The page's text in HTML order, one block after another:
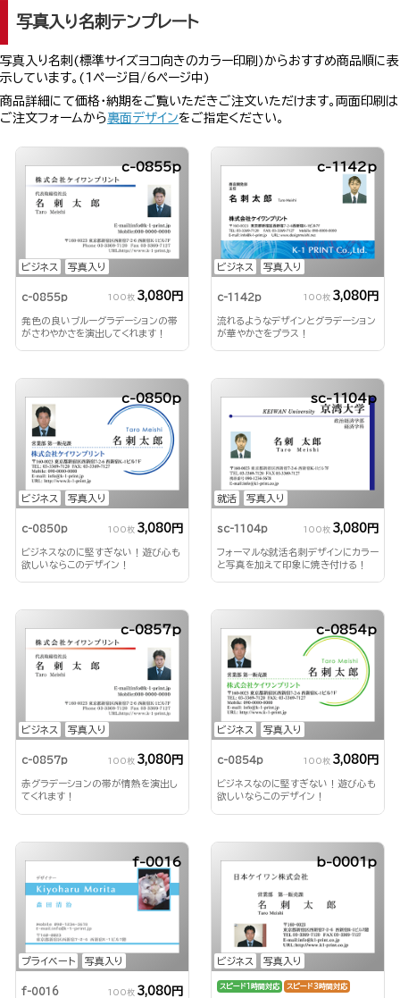
写真入り名刺テンプレート
写真入り名刺(標準サイズヨコ向きのカラー印刷)からおすすめ商品順に表
示しています。(1ページ目/6ページ中)
商品詳細にて価格・納期をご覧いただきご注文いただけます。両面印刷は
ご注文フォームから裏面デザインをご指定ください。
ビジネス 写真入り
c-0855p
c-0855p 100枚 3,080円
発色の良いブルーグラデーションの帯
がさわやかさを演出してくれます！
ビジネス 写真入り
c-1142p
c-1142p 100枚 3,080円
流れるようなデザインとグラデーション
が華やかさをプラス！
ビジネス 写真入り
c-0850p
c-0850p 100枚 3,080円
ビジネスなのに堅すぎない！遊び心も
欲しいならこのデザイン！
就活 写真入り
sc-1104p
sc-1104p 100枚 3,080円
フォーマルな就活名刺デザインにカラー
と写真を加えて印象に焼き付ける！
ビジネス 写真入り
c-0857p
c-0857p 100枚 3,080円
赤グラデーションの帯が情熱を演出し
てくれます！
ビジネス 写真入り
c-0854p
c-0854p 100枚 3,080円
ビジネスなのに堅すぎない！遊び心も
欲しいならこのデザイン！
プライベート 写真入り
f-0016
f-0016 100枚 3,080円
ビジネス 写真入り
b-0001p
スピード1時間対応 スピード3時間対応